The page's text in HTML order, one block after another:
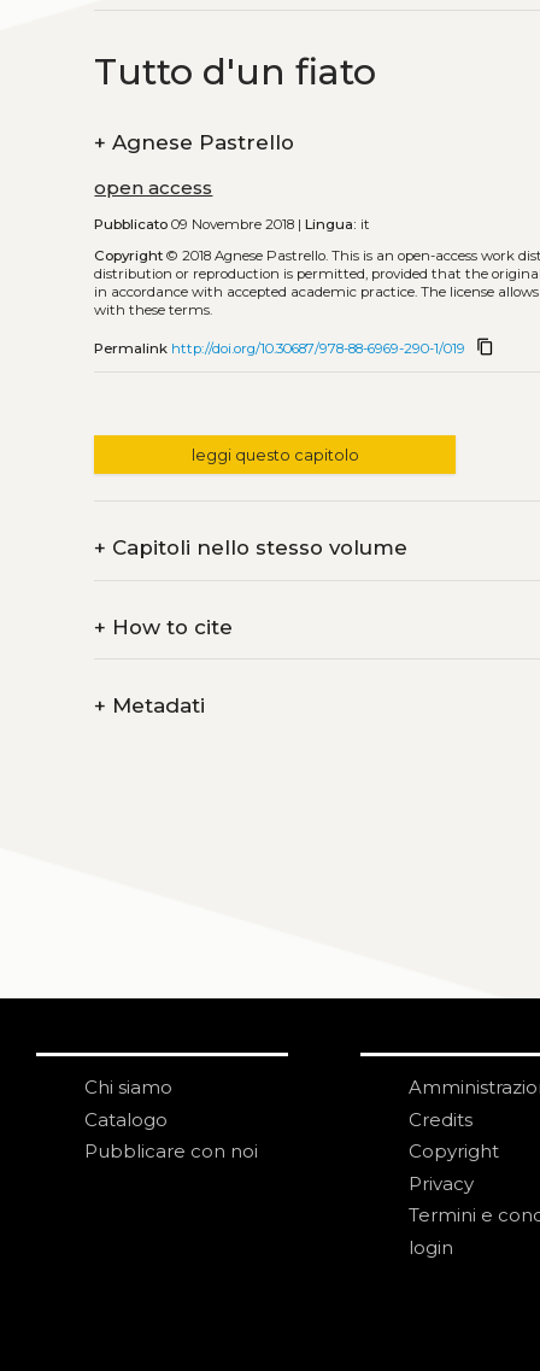
Tutto d'un fiato
+ Agnese Pastrello
open access
Pubblicato 09 Novembre 2018 |Lingua: it
Copyright © 2018 Agnese Pastrello.This is an open-access work
distribution or reproduction is permitted, provided that the
in accordance with accepted academic practice. The license
with these terms.
Permalink http://doi.org/10.30687/978-88-6969-290-1/019 content_copy
leggi questo capitolo
+ Capitoli nello stesso volume
+ How to cite
+ Metadati
Chi siamo
Catalogo
Pubblicare con noi
Credits
Copyright
Privacy
Termini e
login